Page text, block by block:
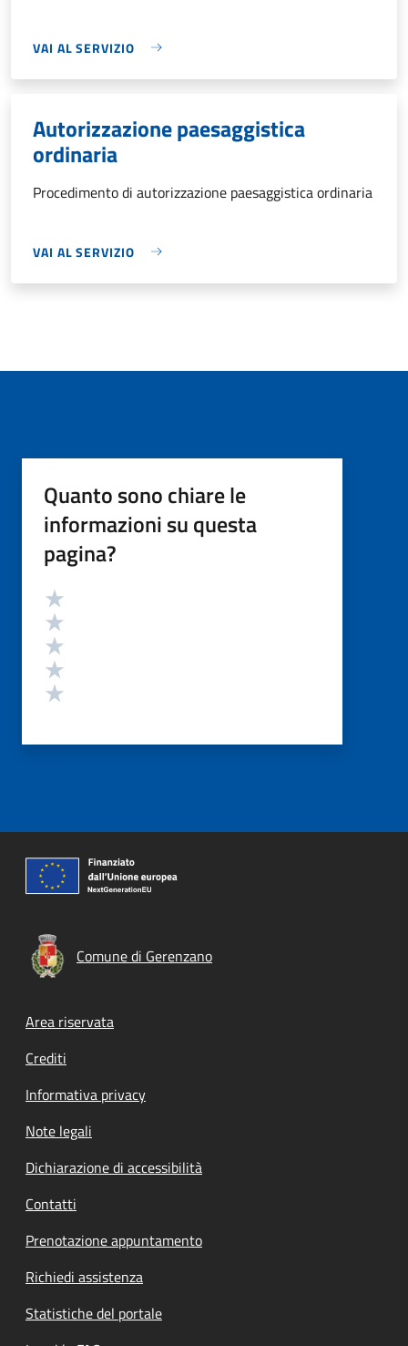
VAI AL SERVIZIO
Autorizzazione paesaggistica
ordinaria
Procedimento di autorizzazione paesaggistica ordinaria
VAI AL SERVIZIO
Quanto sono chiare le
informazioni su questa
pagina?
Valutazione
Comune di Gerenzano
Footer menu
Area riservata
Crediti
Informativa privacy
Note legali
Dichiarazione di accessibilità
Contatti
Prenotazione appuntamento
Richiedi assistenza
Statistiche del portale